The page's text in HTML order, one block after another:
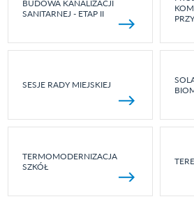
BUDOWA KANALIZACJI
SANITARNEJ - ETAP II
SESJE RADY MIEJSKIEJ
TERMOMODERNIZACJA
SZKÓŁ